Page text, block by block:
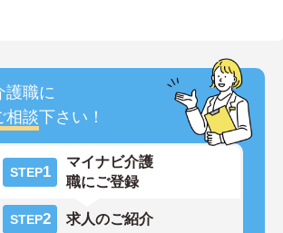
護職に
相談下さい！
STEP1
マイナビ介護
職にご登録
STEP2 求人のご紹介